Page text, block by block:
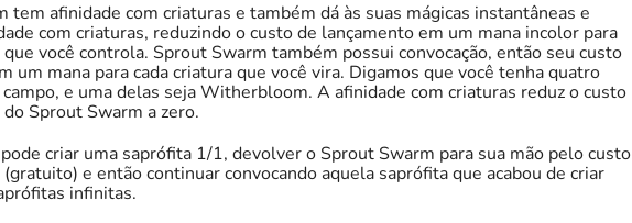
afinidade com criaturas e também dá às suas mágicas instantâneas e
com criaturas, reduzindo o custo de lançamento em um mana incolor para
que você controla. Sprout Swarm também possui convocação, então seu custo
um mana para cada criatura que você vira. Digamos que você tenha quatro
e uma delas seja Witherbloom. A afinidade com criaturas reduz o custo
Sprout Swarm a zero.
criar uma saprófita 1/1, devolver o Sprout Swarm para sua mão pelo custo
e então continuar convocando aquela saprófita que acabou de criar
infinitas.